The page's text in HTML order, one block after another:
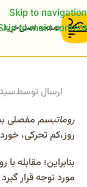
Skip to navigation
to main content
صفحه اصلی
ارسال توسط
روماتیسممفصلی
روز،کم تحرکی،
بنابراین؛ مقابله
مورد توجه قرار